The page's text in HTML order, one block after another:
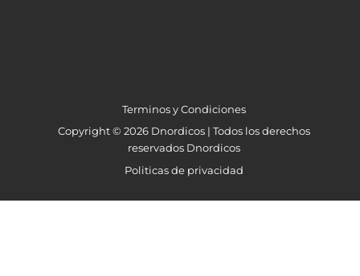
Terminos y Condiciones
Copyright © 2026 Dnordicos | Todos los derechos
reservados Dnordicos
Politicas de privacidad